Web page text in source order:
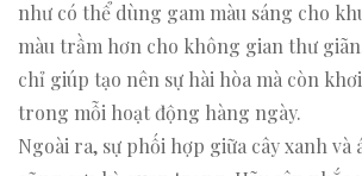
như có thể dùng gam màu sáng cho
màu trầm hơn cho không gian thư
chỉ giúp tạo nên sự hài hòa mà còn
trong mỗi hoạt động hàng ngày.
Ngoài ra, sự phối hợp giữa cây xanh và